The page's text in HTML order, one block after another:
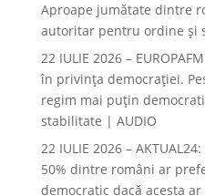
Aproape jumătate dintre
autoritar pentru ordine și
22 IULIE 2026 –
în privința democrației.
regim mai puțin
stabilitate | AUDIO
22 IULIE 2026 –
50% dintre români ar
democratic dacă acesta